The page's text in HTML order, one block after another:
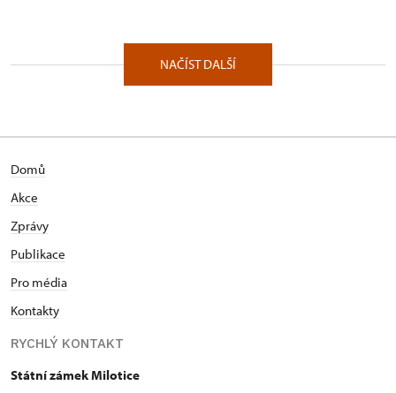
NAČÍST DALŠÍ
Domů
Akce
Zprávy
Publikace
Pro média
Kontakty
RYCHLÝ KONTAKT
Státní zámek Milotice